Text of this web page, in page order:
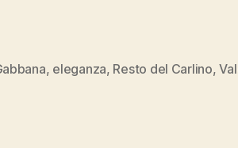
, eleganza, Resto del Carlino,